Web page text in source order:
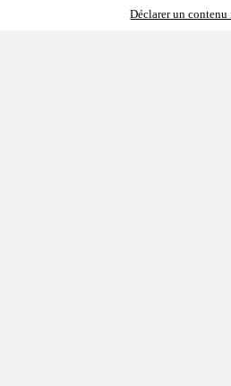
Déclarer un